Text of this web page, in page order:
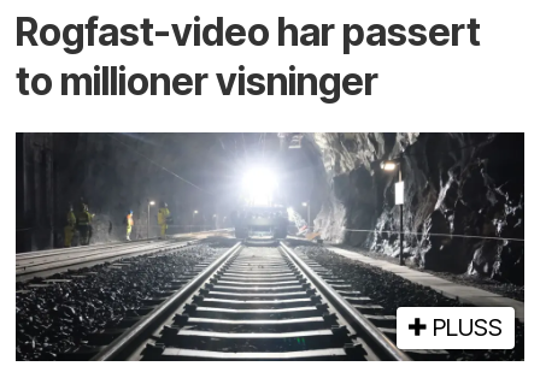
Rogfast-video har passert
to millioner visninger
PLUSS